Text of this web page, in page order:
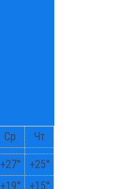
Ср Чт
+27° +25°
+19° +15°